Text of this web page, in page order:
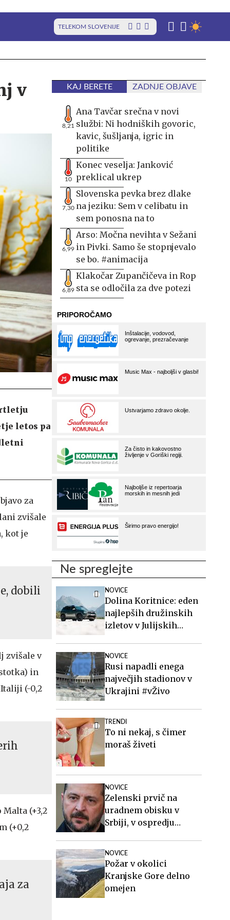
TELEKOM SLOVENIJE
v
letos pa
za
zvišale
kot je
dobili
zvišale v
in
Italiji (-0,2
(+3,2
(+0,2
za
KAJ BERETE ZADNJE OBJAVE
8,21
Ana Tavčar srečna v novi
službi: Ni hodniških govoric,
kavic, šušljanja, igric in
politike
10
Konec veselja: Janković
preklical ukrep
7,30
Slovenska pevka brez dlake
na jeziku: Sem v celibatu in
sem ponosna na to
6,99
Arso: Močna nevihta v Sežani
in Pivki. Samo še stopnjevalo
se bo. #animacija
6,89
Klakočar Zupančičeva in Rop
sta se odločila za dve potezi
Ne spreglejte
NOVICE
Dolina Koritnice: eden
najlepših družinskih
izletov v Julijskih
NOVICE
Rusi napadli enega
največjih stadionov v
Ukrajini #vŽivo
TRENDI
To ni nekaj, s čimer
moraš živeti
NOVICE
Zelenski prvič na
uradnem obisku v
Srbiji, v ospredju
prihodnost
NOVICE
Požar v okolici
Kranjske Gore delno
omejen